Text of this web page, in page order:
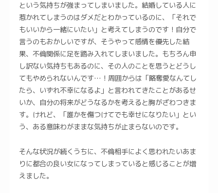
という気持ちが強まってしまいました。結婚している人に
惹かれてしまうのはダメだとわかっているのに、「それで
もいいから一緒にいたい」と考えてしまうのです！自分で
言うのもおかしいですが、そうやって感情を優先した結
果、不倫関係に足を踏み入れてしまいました。もちろん申
し訳ない気持ちもあるのに、その人のことを思うとどうし
てもやめられないんです…！周囲からは「略奪愛なんてし
たら、いずれ不幸になるよ」と言われてきたことがあるせ
いか、自分の将来がどうなるかを考えると胸がざわつきま
す。けれど、「誰かを傷つけてでも幸せになりたい」とい
う、ある意味わがままな気持ちが止まらないのです。
そんな状況が続くうちに、不倫相手によく思われたいあま
りに都合の良い女になってしまっていると感じることが増
えました。